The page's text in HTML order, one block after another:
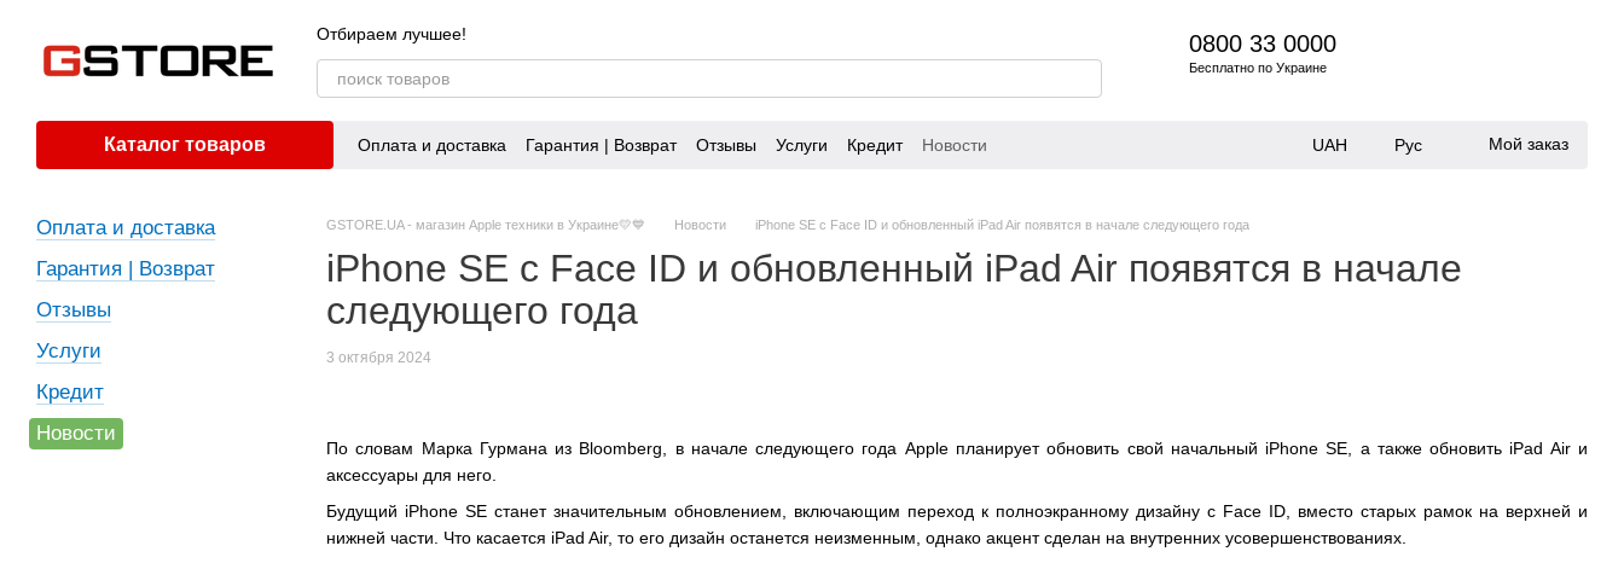
Отбираем лучшее!
0800 33 0000
Бесплатно по Украине
Каталог товаров Оплата и доставка Гарантия | Возврат Отзывы Услуги Кредит Новости UAH Рус Мой заказ
GSTORE.UA - магазин Apple техники в Украине💛💙 Новости iPhone SE с Face ID и обновленный iPad Air появятся в начале следующего года
iPhone SE с Face ID и обновленный iPad Air появятся в начале
следующего года
3 октября 2024
По словам Марка Гурмана из Bloomberg, в начале следующего года Apple планирует обновить свой начальный iPhone SE, а также обновить iPad Air и
аксессуары для него.
Будущий iPhone SE станет значительным обновлением, включающим переход к полноэкранному дизайну с Face ID, вместо старых рамок на верхней и
нижней части. Что касается iPad Air, то его дизайн останется неизменным, однако акцент сделан на внутренних усовершенствованиях.
Оплата и доставка
Гарантия | Возврат
Отзывы
Услуги
Кредит
Новости